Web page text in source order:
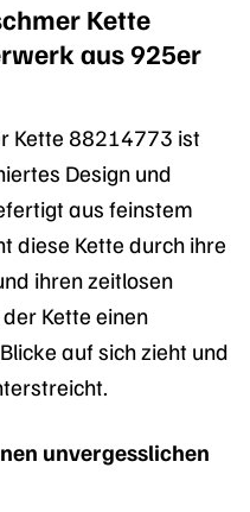
Kette
aus 925er
Kette 88214773 ist
Design und
aus feinstem
diese Kette durch ihre
ihren zeitlosen
Kette einen
auf sich zieht und
unvergesslichen